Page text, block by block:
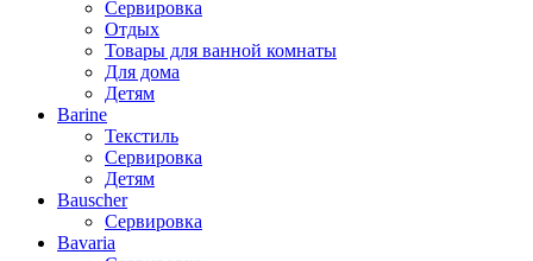
Сервировка
Отдых
Товары для ванной комнаты
Для дома
Детям
Barine
Текстиль
Сервировка
Детям
Bauscher
Сервировка
Bavaria